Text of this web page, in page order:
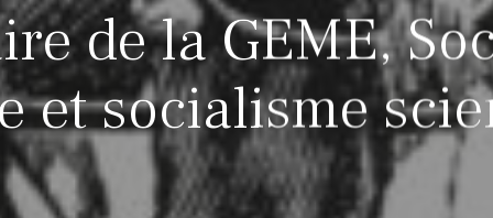
de la GEME,
et socialisme